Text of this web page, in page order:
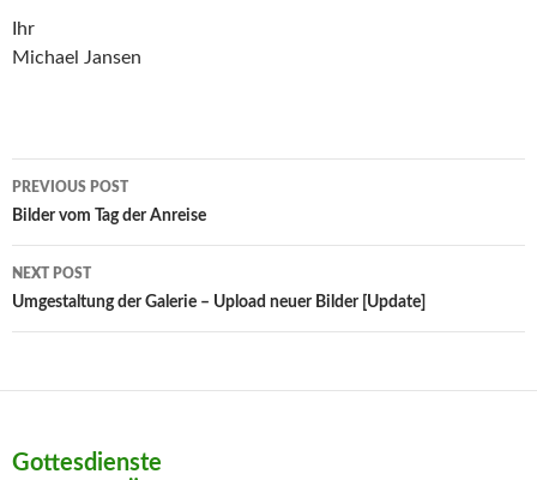
Ihr
Michael Jansen
Post
navigation
PREVIOUS POST
Bilder vom Tag der Anreise
NEXT POST
Umgestaltung der Galerie – Upload neuer Bilder [Update]
Gottesdienste